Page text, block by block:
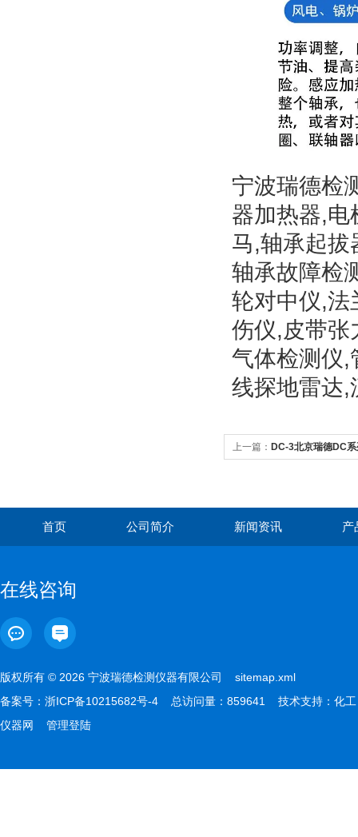
宁波瑞德检
器加热器,电
马,轴承起拔
轴承故障检
轮对中仪,法
伤仪,皮带张
气体检测仪,
线探地雷达,
上一篇： DC-3北京瑞德DC
首页 公司简介 新闻资讯 产
在线咨询
版权所有 © 2026 宁波瑞德检测仪器有限公司 sitemap.xml
备案号： 浙ICP备10215682号-4 总访问量：859641 技术支持： 化工
仪器网
管理登陆